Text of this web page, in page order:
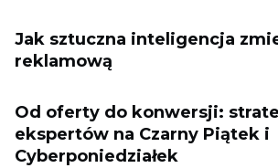
Jak sztuczna inteligencja
reklamową
Od oferty do konwersji:
ekspertów na Czarny Piątek i
Cyberponiedziałek